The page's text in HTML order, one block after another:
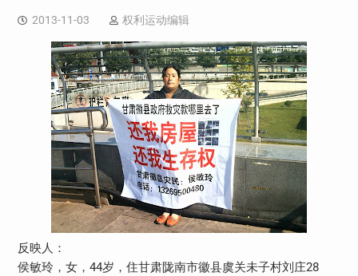
2013-11-03 权利运动编辑
反映人：
侯敏玲，女，44岁，住甘肃陇南市徽县虞关未子村刘庄28